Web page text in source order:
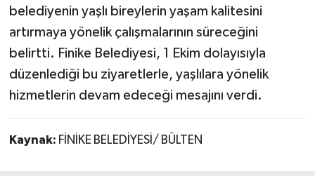
belediyenin yaşlı bireylerin yaşam kalitesini
artırmaya yönelik çalışmalarının süreceğini
belirtti. Finike Belediyesi, 1 Ekim dolayısıyla
düzenlediği bu ziyaretlerle, yaşlılara yönelik
hizmetlerin devam edeceği mesajını verdi.
Kaynak: FİNİKE BELEDİYESİ/ BÜLTEN